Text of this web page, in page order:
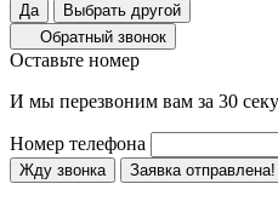
Да
Выбрать другой
Обратный звонок
Оставьте номер
И мы перезвоним вам за 30
Номер телефона
Жду звонка Заявка